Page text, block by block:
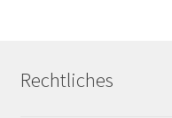
Rechtliches